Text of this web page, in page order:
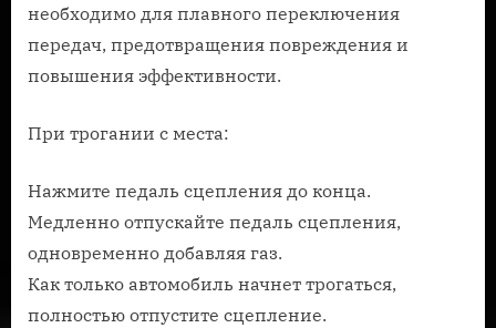
необходимо для плавного переключения
передач, предотвращения повреждения и
повышения эффективности.
При трогании с места:
Нажмите педаль сцепления до конца.
Медленно отпускайте педаль сцепления,
одновременно добавляя газ.
Как только автомобиль начнет трогаться,
полностью отпустите сцепление.